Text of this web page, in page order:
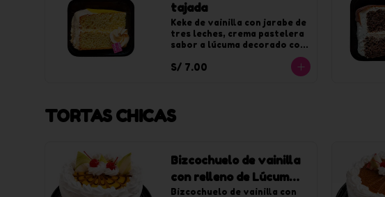
tajada
Keke de vainilla con jarabe de
tres leches, crema pastelera
sabor a lúcuma decorado con
S/ 7.00
TORTAS CHICAS
Bizcochuelo de vainilla
con relleno de Lúcuma
chica
Bizcochuelo de vainilla con